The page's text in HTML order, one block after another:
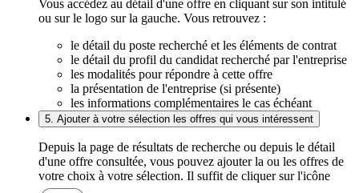
Vous accédez au détail d'une offre en cliquant sur son intitulé
ou sur le logo sur la gauche. Vous retrouvez :
le détail du poste recherché et les éléments de contrat
le détail du profil du candidat recherché par l'entreprise
les modalités pour répondre à cette offre
la présentation de l'entreprise (si présente)
les informations complémentaires le cas échéant
5. Ajouter à votre sélection les offres qui vous intéressent
Depuis la page de résultats de recherche ou depuis le détail
d'une offre consultée, vous pouvez ajouter la ou les offres de
votre choix à votre sélection. Il suffit de cliquer sur l'icône